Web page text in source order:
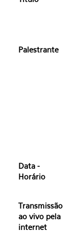
Palestrante
Data -
Horário
Transmissão
ao vivo pela
internet